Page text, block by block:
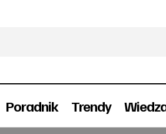
Poradnik Trendy